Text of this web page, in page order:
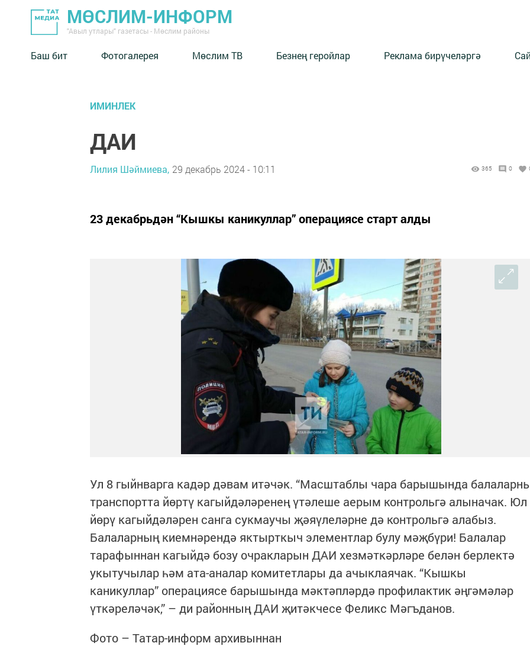
МӨСЛИМ-ИНФОРМ
"Авыл утлары" газетасы - Мөслим районы
Баш бит Фотогалерея Мөслим ТВ Безнең геройлар Реклама бирүчеләргә
ИМИНЛЕК
ДАИ
Лилия Шәймиева, 29 декабрь 2024 - 10:11 365 0
23 декабрьдән “Кышкы каникуллар” операциясе старт алды
Ул 8 гыйнварга кадәр дәвам итәчәк. “Масштаблы чара барышында
транспортта йөртү кагыйдәләренең үтәлеше аерым контрольгә алыначак. Юл
йөрү кагыйдәләрен санга сукмаучы җәяүлеләрне дә контрольгә алабыз.
Балаларның киемнәрендә яктырткыч элементлар булу мәҗбүри! Балалар
тарафыннан кагыйдә бозу очракларын ДАИ хезмәткәрләре белән берлектә
укытучылар һәм ата-аналар комитетлары да ачыклаячак. “Кышкы
каникуллар” операциясе барышында мәктәпләрдә профилактик әңгәмәләр
үткәреләчәк,” – ди районның ДАИ җитәкчесе Феликс Мәгъданов.
Фото – Татар-информ архивыннан